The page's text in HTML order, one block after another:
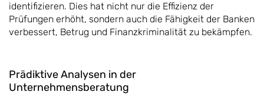
identifizieren. Dies hat nicht nur die Effizienz der
Prüfungen erhöht, sondern auch die Fähigkeit der Banken
verbessert, Betrug und Finanzkriminalität zu bekämpfen.
Prädiktive Analysen in der
Unternehmensberatung